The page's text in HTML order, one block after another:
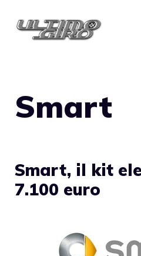
Smart
Smart, il kit
7.100 euro